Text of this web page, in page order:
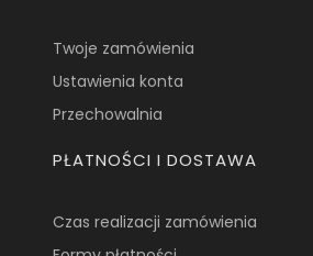
Twoje zamówienia
Ustawienia konta
Przechowalnia
PŁATNOŚCI I DOSTAWA
Czas realizacji zamówienia